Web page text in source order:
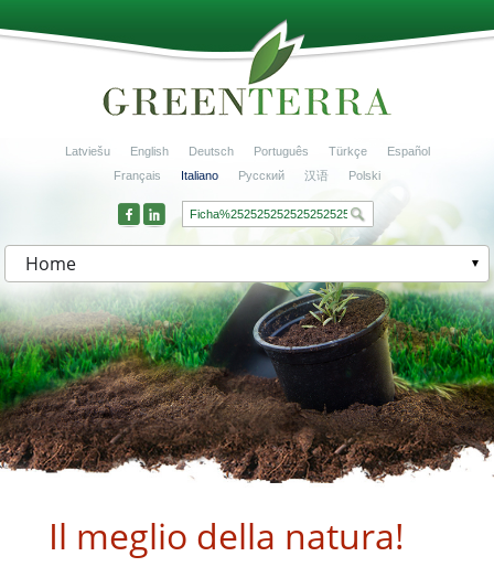
Latviešu English Deutsch Português Türkçe
Español
Français
Italiano Русский 汉语 Polski
Home
Il meglio della natura!